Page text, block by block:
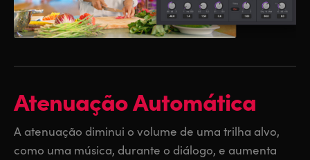
Atenuação Automática
A atenuação diminui o volume de uma trilha alvo,
como uma música, durante o diálogo, e aumenta